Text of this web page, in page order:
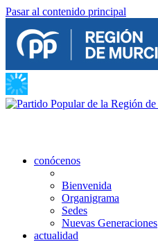
Pasar al contenido principal
conócenos
Bienvenida
Organigrama
Sedes
Nuevas Generaciones
actualidad